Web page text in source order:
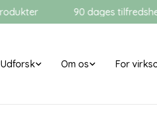
90 dages
Udforsk Om os For